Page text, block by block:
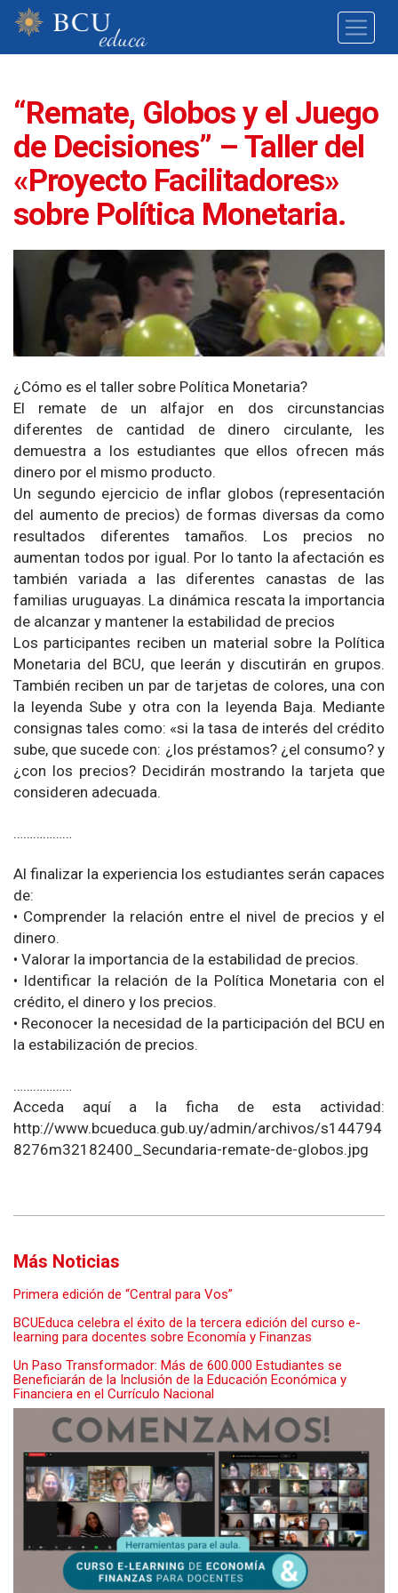
“Remate, Globos y el Juego
de Decisiones” – Taller del
«Proyecto Facilitadores»
sobre Política Monetaria.
¿Cómo es el taller sobre Política Monetaria?
El remate de un alfajor en dos circunstancias
diferentes de cantidad de dinero circulante, les
demuestra a los estudiantes que ellos ofrecen más
dinero por el mismo producto.
Un segundo ejercicio de inflar globos (representación
del aumento de precios) de formas diversas da como
resultados diferentes tamaños. Los precios no
aumentan todos por igual. Por lo tanto la afectación es
también variada a las diferentes canastas de las
familias uruguayas. La dinámica rescata la importancia
de alcanzar y mantener la estabilidad de precios
Los participantes reciben un material sobre la Política
Monetaria del BCU, que leerán y discutirán en grupos.
También reciben un par de tarjetas de colores, una con
la leyenda Sube y otra con la leyenda Baja. Mediante
consignas tales como: «si la tasa de interés del crédito
sube, que sucede con: ¿los préstamos? ¿el consumo? y
¿con los precios? Decidirán mostrando la tarjeta que
consideren adecuada.
………………
Al finalizar la experiencia los estudiantes serán capaces
de:
• Comprender la relación entre el nivel de precios y el
dinero.
• Valorar la importancia de la estabilidad de precios.
• Identificar la relación de la Política Monetaria con el
crédito, el dinero y los precios.
• Reconocer la necesidad de la participación del BCU en
la estabilización de precios.
………………
Acceda aquí a la ficha de esta actividad:
http://www.bcueduca.gub.uy/admin/archivos/s144794
8276m32182400_Secundaria-remate-de-globos.jpg
Más Noticias
Primera edición de “Central para Vos”
BCUEduca celebra el éxito de la tercera edición del curso e-
learning para docentes sobre Economía y Finanzas
Un Paso Transformador: Más de 600.000 Estudiantes se
Beneficiarán de la Inclusión de la Educación Económica y
Financiera en el Currículo Nacional